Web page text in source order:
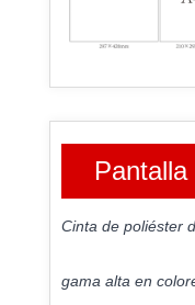
Cinta de poliéster
gama alta en